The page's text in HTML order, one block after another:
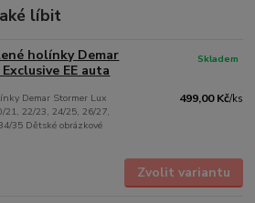
líbit
holínky Demar
EE auta
Demar Stormer Lux
21, 22/23, 24/25, 26/27,
35 Dětské obrázkové
499,00 Kč/ks
Skladem
Zvolit variantu